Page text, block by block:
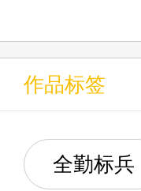
在型月世
在
006
007
008
作品标签
全勤标兵